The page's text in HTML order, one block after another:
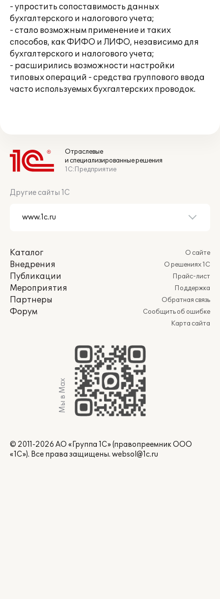
- упростить сопоставимость данных
бухгалтерского и налогового учета;
- стало возможным применение и таких
способов, как ФИФО и ЛИФО, независимо для
бухгалтерского и налогового учета;
- расширились возможности настройки
типовых операций - средства группового ввода
часто используемых бухгалтерских проводок.
Отраслевые
и специализированные решения
1С:Предприятие
Другие сайты 1С
Каталог
Внедрения
Публикации
Мероприятия
Партнеры
Форум
О сайте
О решениях 1С
Прайс-лист
Поддержка
Обратная связь
Сообщить об ошибке
Карта сайта
Мы в Max
© 2011-2026 АО «Группа 1С» (правопреемник ООО
«1С»). Все права защищены. websol@1c.ru